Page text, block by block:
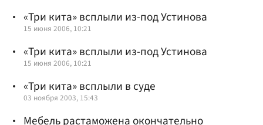
«Три кита» всплыли из-под Устинова
15 июня 2006, 10:21
«Три кита» всплыли из-под Устинова
15 июня 2006, 10:21
«Три кита» всплыли в суде
03 ноября 2003, 15:43
Мебель растаможена окончательно